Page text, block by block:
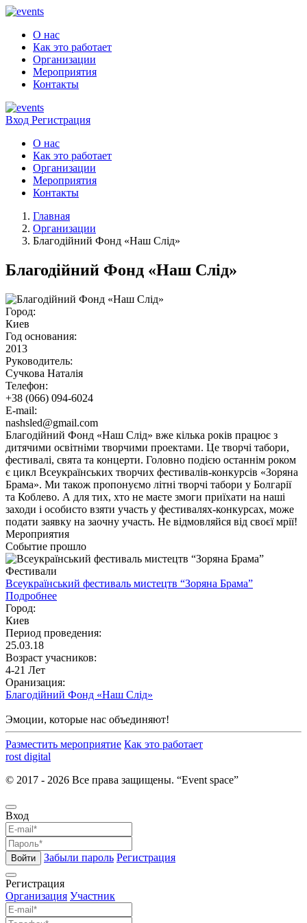
О нас
Как это работает
Организации
Мероприятия
Контакты
Вход Регистрация
О нас
Как это работает
Организации
Мероприятия
Контакты
Главная
Организации
Благодійний Фонд «Наш Слід»
Благодійний Фонд «Наш Слід»
Город:
Киев
Год основания:
2013
Руководитель:
Сучкова Наталія
Телефон:
+38 (066) 094-6024
E-mail:
nashsled@gmail.com
Благодійний Фонд «Наш Слід» вже кілька років працює з
дитячими освітніми творчими проектами. Це творчі табори,
фестивалі, свята та концерти. Головно подією останнім роком
є цикл Всеукраїнських творчих фестивалів-конкурсів «Зоряна
Брама». Ми також пропонуємо літні творчі табори у Болгарії
та Коблево. А для тих, хто не маєте змоги приїхати на наші
заходи і особисто взяти участь у фестивалях-конкурсах, може
подати заявку на заочну участь. Не відмовляйся від своєї мрії!
Мероприятия
Событие прошло
Фестивали
Всеукраїнський фестиваль мистецтв “Зоряна Брама”
Подробнее
Город:
Киев
Период проведения:
25.03.18
Возраст учасников:
4-21 Лет
Оранизация:
Благодійний Фонд «Наш Слід»
Эмоции, которые нас объединяют!
Разместить мероприятие Как это работает
rost digital
© 2017 - 2026 Все права защищены. “Event space”
Вход
Войти Забыли пароль Регистрация
Регистрация
Организация Участник